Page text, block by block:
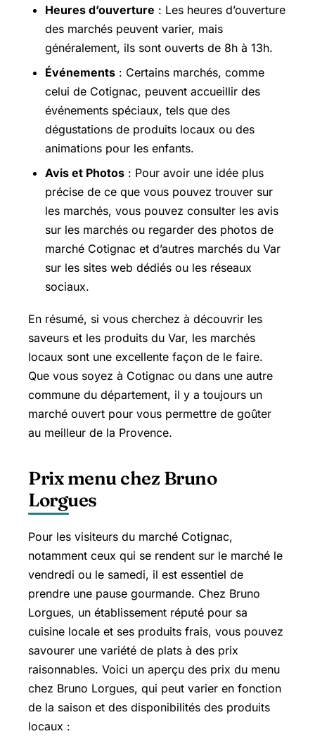
Heures d’ouverture : Les heures d’ouverture
des marchés peuvent varier, mais
généralement, ils sont ouverts de 8h à 13h.
Événements : Certains marchés, comme
celui de Cotignac, peuvent accueillir des
événements spéciaux, tels que des
dégustations de produits locaux ou des
animations pour les enfants.
Avis et Photos : Pour avoir une idée plus
précise de ce que vous pouvez trouver sur
les marchés, vous pouvez consulter les avis
sur les marchés ou regarder des photos de
marché Cotignac et d’autres marchés du Var
sur les sites web dédiés ou les réseaux
sociaux.
En résumé, si vous cherchez à découvrir les
saveurs et les produits du Var, les marchés
locaux sont une excellente façon de le faire.
Que vous soyez à Cotignac ou dans une autre
commune du département, il y a toujours un
marché ouvert pour vous permettre de goûter
au meilleur de la Provence.
Prix menu chez Bruno
Lorgues
Pour les visiteurs du marché Cotignac,
notamment ceux qui se rendent sur le marché le
vendredi ou le samedi, il est essentiel de
prendre une pause gourmande. Chez Bruno
Lorgues, un établissement réputé pour sa
cuisine locale et ses produits frais, vous pouvez
savourer une variété de plats à des prix
raisonnables. Voici un aperçu des prix du menu
chez Bruno Lorgues, qui peut varier en fonction
de la saison et des disponibilités des produits
locaux :